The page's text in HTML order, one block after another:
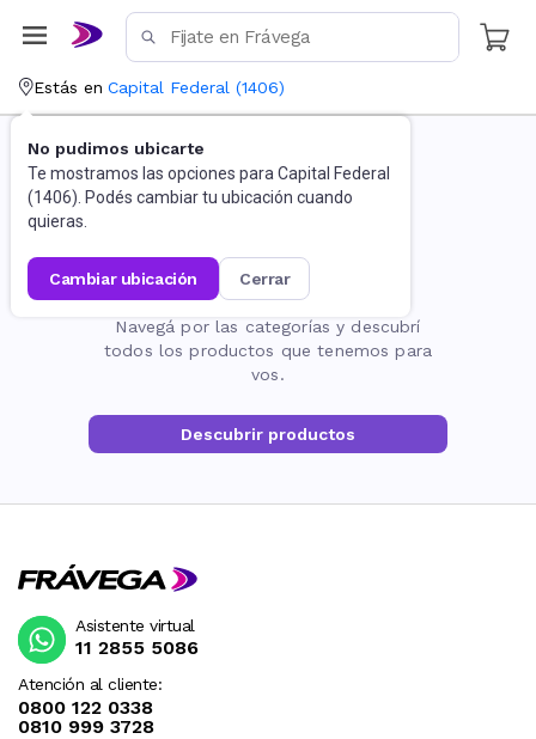
Estás en Capital Federal (1406)
No pudimos ubicarte
Te mostramos las opciones para Capital Federal
(1406). Podés cambiar tu ubicación cuando
quieras.
cambiar ubicación cerrar
La página no existe
Navegá por las categorías y descubrí
todos los productos que tenemos para
vos.
Descubrir productos
Atención al cliente:
0800 122 0338
0810 999 3728
Asistente virtual
11 2855 5086